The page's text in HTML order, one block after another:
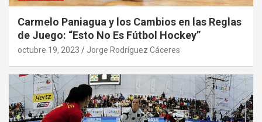
Carmelo Paniagua y los Cambios en las Reglas
de Juego: “Esto No Es Fútbol Hockey”
octubre 19, 2023 Jorge Rodríguez Cáceres